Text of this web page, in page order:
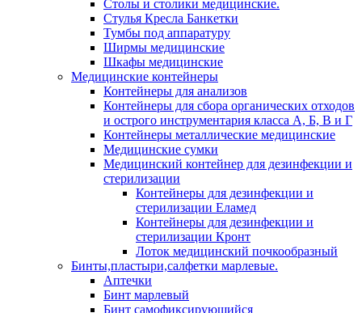
Столы и столики медицинские.
Стулья Кресла Банкетки
Тумбы под аппаратуру
Ширмы медицинские
Шкафы медицинские
Медицинские контейнеры
Контейнеры для анализов
Контейнеры для сбора органических отходов
и острого инструментария класса А, Б, В и Г
Контейнеры металлические медицинские
Медицинские сумки
Медицинский контейнер для дезинфекции и
стерилизации
Контейнеры для дезинфекции и
стерилизации Еламед
Контейнеры для дезинфекции и
стерилизации Кронт
Лоток медицинский почкообразный
Бинты,пластыри,салфетки марлевые.
Аптечки
Бинт марлевый
Бинт самофиксирующийся